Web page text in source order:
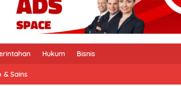
Hukum Bisnis
& Sains